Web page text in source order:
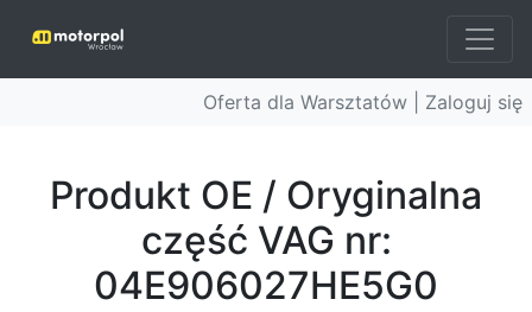
Oferta dla Warsztatów | Zaloguj się
Produkt OE / Oryginalna
część VAG nr:
04E906027HE5G0